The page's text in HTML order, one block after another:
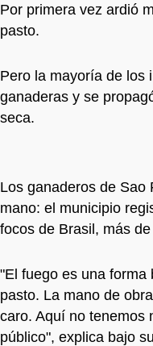
Por primera vez ardió
pasto.
Pero la mayoría de los
ganaderas y se
seca.
Los ganaderos de Sao
mano: el municipio
focos de Brasil, más
"El fuego es una forma
pasto. La mano de
caro. Aquí no tenemos
público", explica bajo